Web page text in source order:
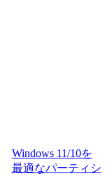
Windows 11/10を
最適なパーティシ